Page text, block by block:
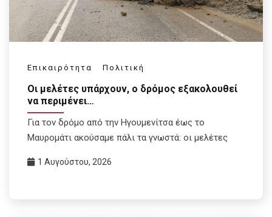
Επικαιρότητα Πολιτική
Οι μελέτες υπάρχουν, ο δρόμος εξακολουθεί
να περιμένει…
Για τον δρόμο από την Ηγουμενίτσα έως το
Μαυρομάτι ακούσαμε πάλι τα γνωστά: οι μελέτες
1 Αυγούστου, 2026